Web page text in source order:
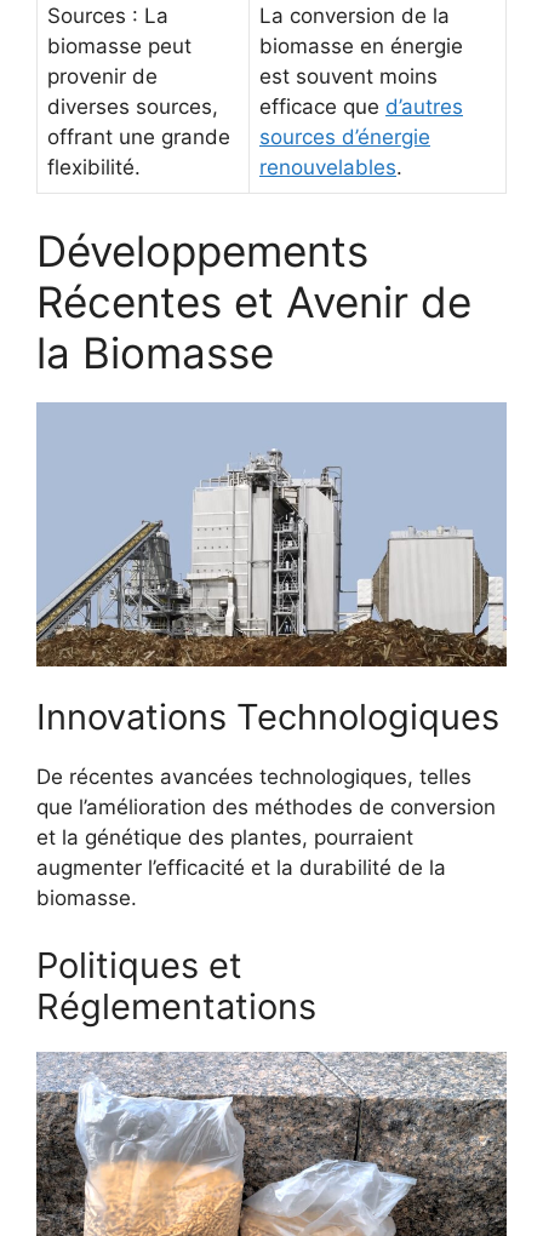
Sources : La
biomasse peut
provenir de
diverses sources,
offrant une grande
flexibilité.
La conversion de la
biomasse en énergie
est souvent moins
efficace que d’autres
sources d’énergie
renouvelables.
Développements
Récentes et Avenir de
la Biomasse
Innovations Technologiques
De récentes avancées technologiques, telles
que l’amélioration des méthodes de conversion
et la génétique des plantes, pourraient
augmenter l’efficacité et la durabilité de la
biomasse.
Politiques et
Réglementations